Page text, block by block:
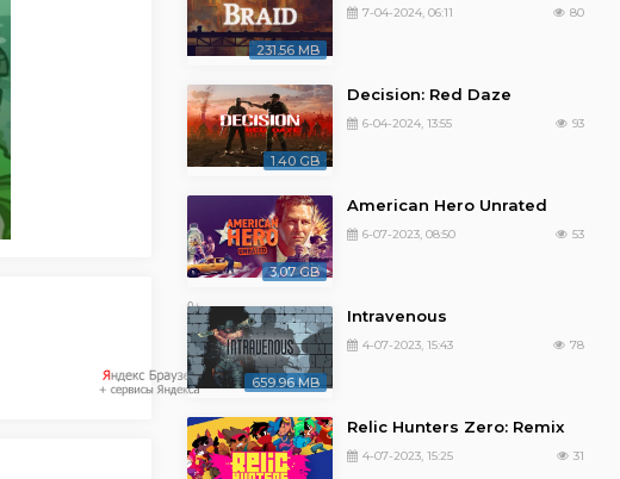
231.56 MB
7-04-2024, 06:11 80
1.40 GB
Decision: Red Daze
6-04-2024, 13:55 93
3.07 GB
American Hero Unrated
6-07-2023, 08:50 53
659.96 MB
Intravenous
4-07-2023, 15:43 78
Relic Hunters Zero: Remix
4-07-2023, 15:25 31